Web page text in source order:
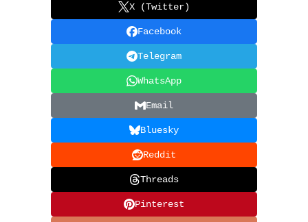
X (Twitter)
Facebook
Telegram
WhatsApp
Email
Bluesky
Reddit
Threads
Pinterest